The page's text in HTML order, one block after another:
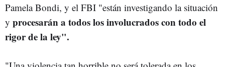
Pamela Bondi, y el FBI "están investigando la situación
y procesarán a todos los involucrados con todo el
rigor de la ley".